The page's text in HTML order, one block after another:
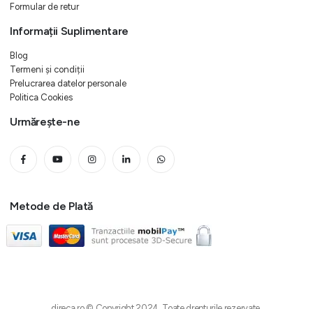
Formular de retur
Informații Suplimentare
Blog
Termeni și condiții
Prelucrarea datelor personale
Politica Cookies
Urmărește-ne
Metode de Plată